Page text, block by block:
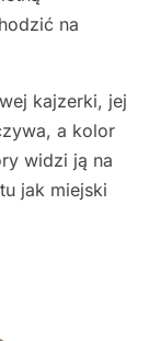
na
kajzerki, jej
a kolor
widzi ją na
jak miejski